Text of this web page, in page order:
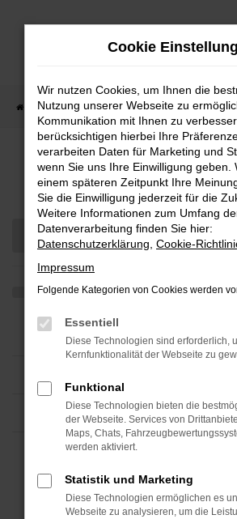
Zum
Startseite Fahrzeugangebote Fahrzeug-
Fahrzeug-
Cookie
Wir nutzen Cookies, um Ihnen die
Nutzung unserer Webseite zu
Kommunikation mit Ihnen zu
berücksichtigen hierbei Ihre
verarbeiten Daten für Marketing und
wenn Sie uns Ihre Einwilligung geben.
einem späteren Zeitpunkt Ihre
Sie die Einwilligung jederzeit für die
Weitere Informationen zum Umfang
Datenverarbeitung finden Sie hier:
Datenschutzerklärung Cookie-
Impressum
Folgende Kategorien von Cookies werden
Essentiell
Diese Technologien sind erforderlich,
Kernfunktionalität der Webseite zu
Funktional
Diese Technologien bieten die
der Webseite. Services von
Maps, Chats,
werden aktiviert.
Statistik und Marketing
Diese Technologien ermöglichen es
Webseite zu analysieren, um die